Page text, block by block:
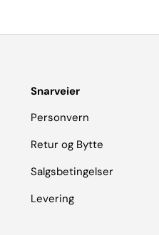
Snarveier
Personvern
Retur og Bytte
Salgsbetingelser
Levering